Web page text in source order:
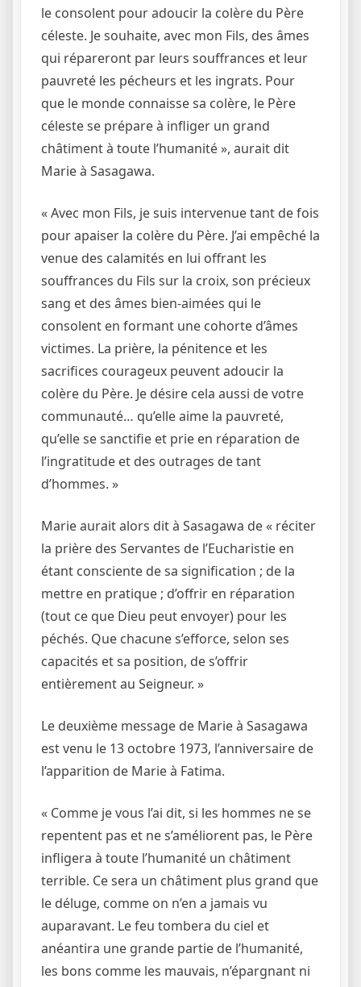
le consolent pour adoucir la colère du Père
céleste. Je souhaite, avec mon Fils, des âmes
qui répareront par leurs souffrances et leur
pauvreté les pécheurs et les ingrats. Pour
que le monde connaisse sa colère, le Père
céleste se prépare à infliger un grand
châtiment à toute l’humanité », aurait dit
Marie à Sasagawa.
« Avec mon Fils, je suis intervenue tant de fois
pour apaiser la colère du Père. J’ai empêché la
venue des calamités en lui offrant les
souffrances du Fils sur la croix, son précieux
sang et des âmes bien-aimées qui le
consolent en formant une cohorte d’âmes
victimes. La prière, la pénitence et les
sacrifices courageux peuvent adoucir la
colère du Père. Je désire cela aussi de votre
communauté… qu’elle aime la pauvreté,
qu’elle se sanctifie et prie en réparation de
l’ingratitude et des outrages de tant
d’hommes. »
Marie aurait alors dit à Sasagawa de « réciter
la prière des Servantes de l’Eucharistie en
étant consciente de sa signification ; de la
mettre en pratique ; d’offrir en réparation
(tout ce que Dieu peut envoyer) pour les
péchés. Que chacune s’efforce, selon ses
capacités et sa position, de s’offrir
entièrement au Seigneur. »
Le deuxième message de Marie à Sasagawa
est venu le 13 octobre 1973, l’anniversaire de
l’apparition de Marie à Fatima.
« Comme je vous l’ai dit, si les hommes ne se
repentent pas et ne s’améliorent pas, le Père
infligera à toute l’humanité un châtiment
terrible. Ce sera un châtiment plus grand que
le déluge, comme on n’en a jamais vu
auparavant. Le feu tombera du ciel et
anéantira une grande partie de l’humanité,
les bons comme les mauvais, n’épargnant ni